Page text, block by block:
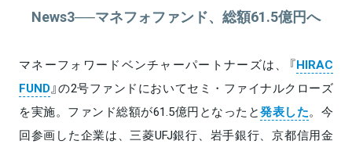
News3──マネフォファンド、総額61.5億円へ
マネーフォワードベンチャーパートナーズは、『HIRAC
FUND』の2号ファンドにおいてセミ・ファイナルクローズ
を実施。ファンド総額が61.5億円となったと発表した。今
回参画した企業は、三菱UFJ銀行、岩手銀行、京都信用金